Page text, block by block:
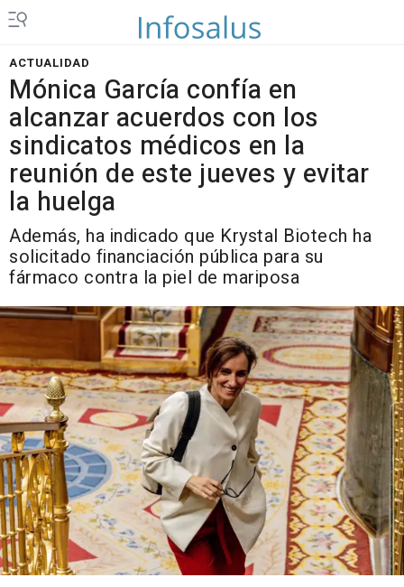
ACTUALIDAD
Mónica García confía en
alcanzar acuerdos con los
sindicatos médicos en la
reunión de este jueves y evitar
la huelga
Además, ha indicado que Krystal Biotech ha
solicitado financiación pública para su
fármaco contra la piel de mariposa